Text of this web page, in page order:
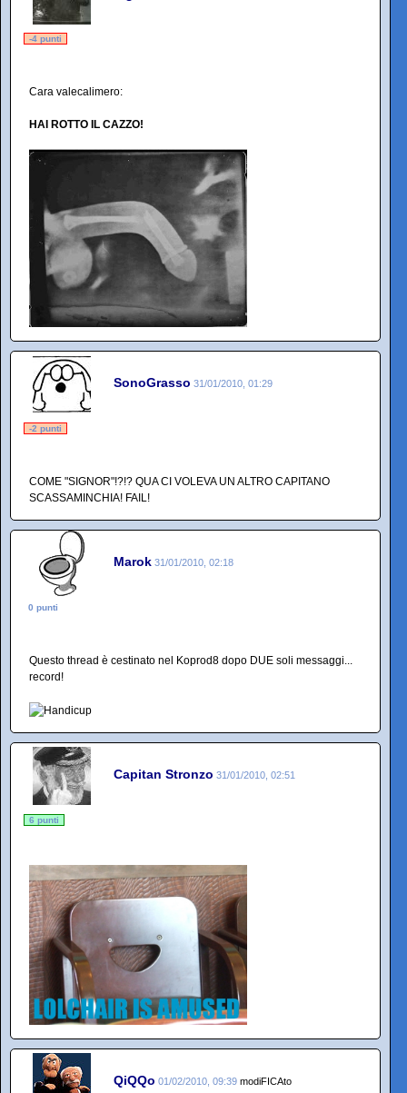
-4 punti
Cara valecalimero:
HAI ROTTO IL CAZZO!
SonoGrasso 31/01/2010, 01:29
-2 punti
COME "SIGNOR"!?!? QUA CI VOLEVA UN ALTRO CAPITANO
SCASSAMINCHIA! FAIL!
Marok 31/01/2010, 02:18
0 punti
Questo thread è cestinato nel Koprod8 dopo DUE soli messaggi...
record!
Capitan Stronzo 31/01/2010, 02:51
6 punti
QiQQo 01/02/2010, 09:39 modiFICAto